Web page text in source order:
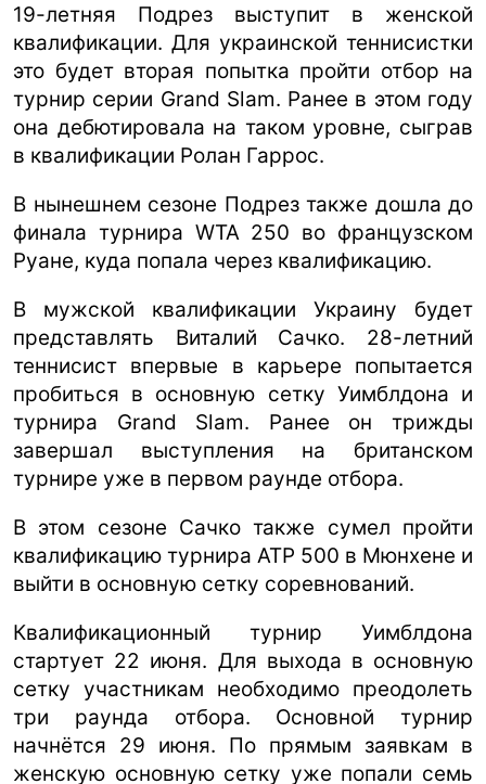
19-летняя Подрез выступит в женской
квалификации. Для украинской теннисистки
это будет вторая попытка пройти отбор на
турнир серии Grand Slam. Ранее в этом году
она дебютировала на таком уровне, сыграв
в квалификации Ролан Гаррос.
В нынешнем сезоне Подрез также дошла до
финала турнира WTA 250 во французском
Руане, куда попала через квалификацию.
В мужской квалификации Украину будет
представлять Виталий Сачко. 28-летний
теннисист впервые в карьере попытается
пробиться в основную сетку Уимблдона и
турнира Grand Slam. Ранее он трижды
завершал выступления на британском
турнире уже в первом раунде отбора.
В этом сезоне Сачко также сумел пройти
квалификацию турнира ATP 500 в Мюнхене и
выйти в основную сетку соревнований.
Квалификационный турнир Уимблдона
стартует 22 июня. Для выхода в основную
сетку участникам необходимо преодолеть
три раунда отбора. Основной турнир
начнётся 29 июня. По прямым заявкам в
женскую основную сетку уже попали семь